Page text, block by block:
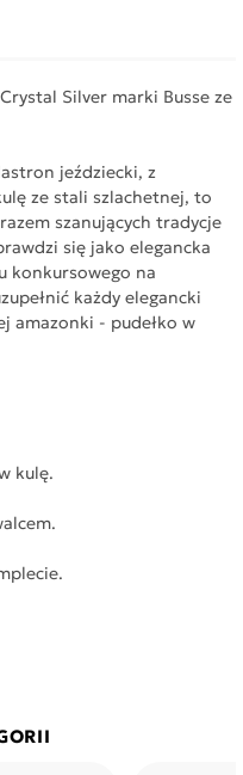
Silver marki Busse ze
jeździecki, z
ze stali szlachetnej, to
szanujących tradycje
się jako elegancka
konkursowego na
każdy elegancki
amazonki - pudełko w
kulę.